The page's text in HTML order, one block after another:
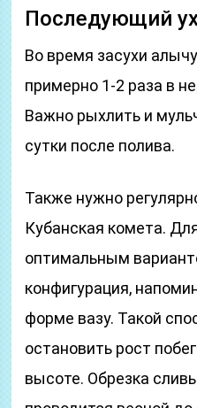
Последующий
Во время засухи
примерно 1-2 раза в
Важно рыхлить и
сутки после полива.
Также нужно
Кубанская комета.
оптимальным
конфигурация,
форме вазу. Такой
остановить рост
высоте. Обрезка